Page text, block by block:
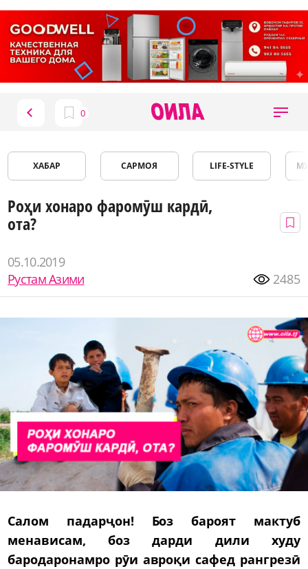
ХАБАР САРМОЯ LIFE-STYLE
Роҳи хонаро фаромӯш кардӣ,
ота?
05.10.2019
Рустам Азими
2485
Салом падарҷон! Боз бароят мактуб
менависам, боз дарди дили худу
бародаронамро рӯи авроқи сафед рангрезӣ